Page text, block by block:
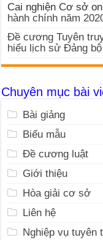
Cai nghiện Cơ sở on
hành chính năm
Đề cương Tuyên
hiểu lịch sử Đảng
Chuyên mục bài
Bài giảng
Biểu mẫu
Đề cương luật
Giới thiệu
Hòa giải cơ sở
Liên hệ
Nghiệp vụ tuyên